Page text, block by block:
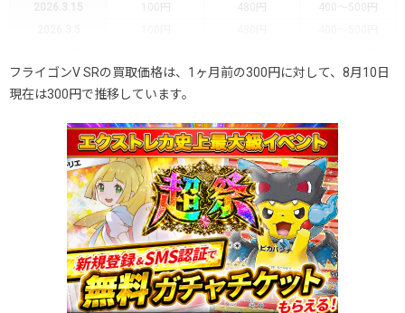
2026.3.15
100円 480円
400～500円
2026.2.15
100円 480円
400～500円
2026.2.5
100円
2026.1.25
100円 480円
400～500円
2026.1.15
100円 480円
400～500円
2026.1.5
100円 480円
400～500円
2025.12.25
100円 480円
400～500円
2025.12.15
100円 480円
400～500円
2025.12.5
100円 480円
400～500円
2025.11.25
100円 480円
400～500円
2025.11.15
100円 480円
400～500円
2025.11.5
100円 480円
400～500円
フライゴンV SRの買取価格は、1ヶ月前の300円に対して、8月10日
現在は300円で推移しています。